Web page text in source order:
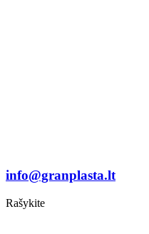
info@granplasta.lt
Rašykite